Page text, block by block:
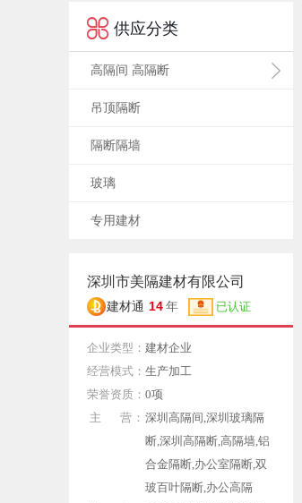
 供应分类
高隔间 高隔断
吊顶隔断
隔断隔墙
玻璃
专用建材
深圳市美隔建材有限公司
建材通 14 年 已认证
企业类型： 建材企业
经营模式： 生产加工
荣誉资质： 0项
主 营： 深圳高隔间,深圳玻璃隔
断,深圳高隔断,高隔墙,铝
合金隔断,办公室隔断,双
玻百叶隔断,办公高隔